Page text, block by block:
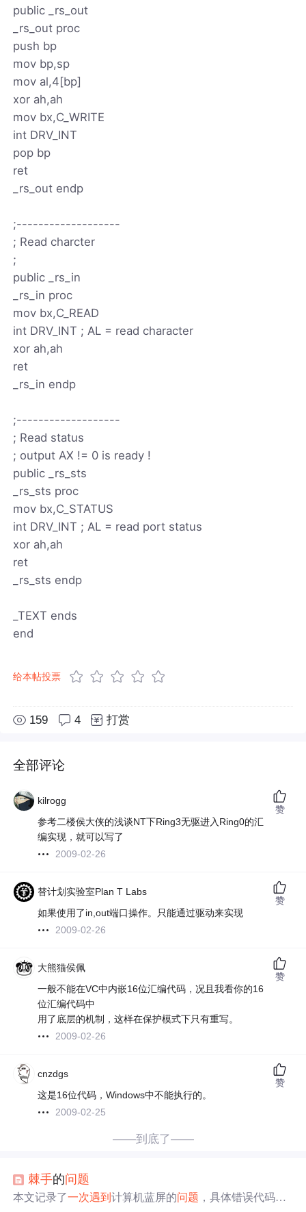
public _rs_out
_rs_out proc
push bp
mov bp,sp
mov al,4[bp]
xor ah,ah
mov bx,C_WRITE
int DRV_INT
pop bp
ret
_rs_out endp
;-------------------
; Read charcter
;
public _rs_in
_rs_in proc
mov bx,C_READ
int DRV_INT ; AL = read character
xor ah,ah
ret
_rs_in endp
;-------------------
; Read status
; output AX != 0 is ready !
public _rs_sts
_rs_sts proc
mov bx,C_STATUS
int DRV_INT ; AL = read port status
xor ah,ah
ret
_rs_sts endp
_TEXT ends
end
给本帖投票
159 4 打赏
全部评论
kilrogg
参考二楼侯大侠的浅谈NT下Ring3无驱进入Ring0的汇
编实现，就可以写了
2009-02-26
赞
替计划实验室Plan T Labs
如果使用了in,out端口操作。只能通过驱动来实现
2009-02-26
赞
大熊猫侯佩
一般不能在VC中内嵌16位汇编代码，况且我看你的16
位汇编代码中
用了底层的机制，这样在保护模式下只有重写。
2009-02-26
赞
cnzdgs
这是16位代码，Windows中不能执行的。
2009-02-25
赞
——到底了——
棘手的问题
本文记录了一次遇到计算机蓝屏的问题 ，具体错误代码为S